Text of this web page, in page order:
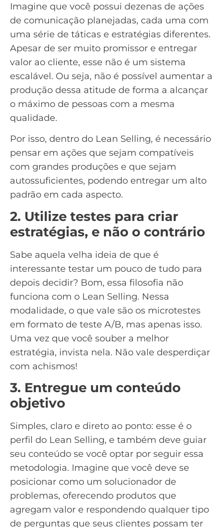
Imagine que você possui dezenas de ações
de comunicação planejadas, cada uma com
uma série de táticas e estratégias diferentes.
Apesar de ser muito promissor e entregar
valor ao cliente, esse não é um sistema
escalável. Ou seja, não é possível aumentar a
produção dessa atitude de forma a alcançar
o máximo de pessoas com a mesma
qualidade.
Por isso, dentro do Lean Selling, é necessário
pensar em ações que sejam compatíveis
com grandes produções e que sejam
autossuficientes, podendo entregar um alto
padrão em cada aspecto.
2. Utilize testes para criar
estratégias, e não o contrário
Sabe aquela velha ideia de que é
interessante testar um pouco de tudo para
depois decidir? Bom, essa filosofia não
funciona com o Lean Selling. Nessa
modalidade, o que vale são os microtestes
em formato de teste A/B, mas apenas isso.
Uma vez que você souber a melhor
estratégia, invista nela. Não vale desperdiçar
com achismos!
3. Entregue um conteúdo
objetivo
Simples, claro e direto ao ponto: esse é o
perfil do Lean Selling, e também deve guiar
seu conteúdo se você optar por seguir essa
metodologia. Imagine que você deve se
posicionar como um solucionador de
problemas, oferecendo produtos que
agregam valor e respondendo qualquer tipo
de perguntas que seus clientes possam ter